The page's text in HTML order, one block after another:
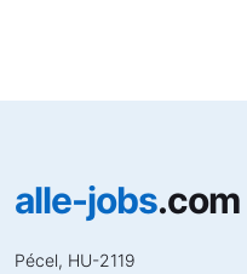
alle-jobs.com
Pécel, HU-2119